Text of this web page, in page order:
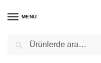
MENÜ
NATO ZİRVESİ NEDENİYLE